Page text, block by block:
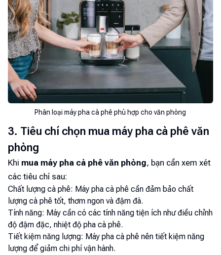
Phân loại máy pha cà phê phù hợp cho văn phòng
3. Tiêu chí chọn mua máy pha cà phê văn
phòng
Khi mua máy pha cà phê văn phòng, bạn cần xem xét
các tiêu chí sau:
Chất lượng cà phê: Máy pha cà phê cần đảm bảo chất
lượng cà phê tốt, thơm ngon và đậm đà.
Tính năng: Máy cần có các tính năng tiện ích như điều chỉnh
độ đậm đặc, nhiệt độ pha cà phê.
Tiết kiệm năng lượng: Máy pha cà phê nên tiết kiệm năng
lượng để giảm chi phí vận hành.